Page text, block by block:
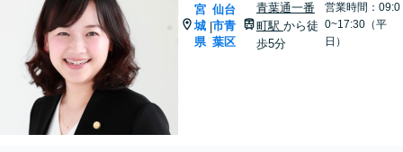
宮
城
県
|
仙台
市青
葉区
青葉通一番
町駅 から徒
歩5分
営業時間：09:0
0~17:30（平
日）